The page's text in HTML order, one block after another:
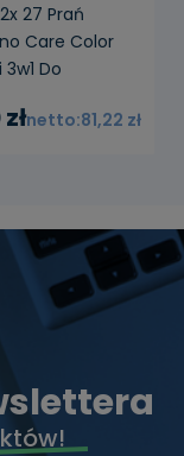
27 Prań
Care Color
3w1 Do
81,22 zł